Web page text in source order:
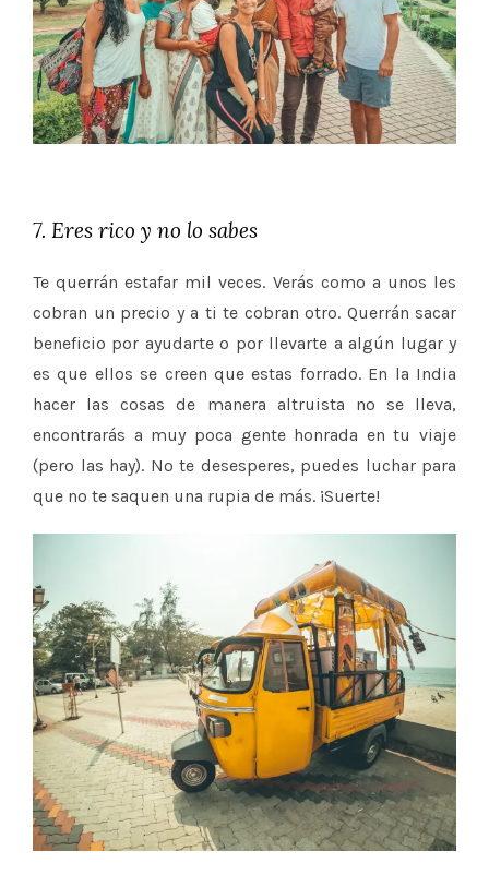
7. Eres rico y no lo sabes
Te querrán estafar mil veces. Verás como a unos les
cobran un precio y a ti te cobran otro. Querrán sacar
beneficio por ayudarte o por llevarte a algún lugar y
es que ellos se creen que estas forrado. En la India
hacer las cosas de manera altruista no se lleva,
encontrarás a muy poca gente honrada en tu viaje
(pero las hay). No te desesperes, puedes luchar para
que no te saquen una rupia de más. ¡Suerte!